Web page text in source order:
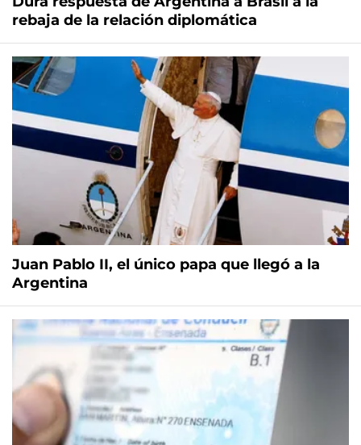
rebaja de la relación diplomática
Juan Pablo II, el único papa que llegó a la
Argentina